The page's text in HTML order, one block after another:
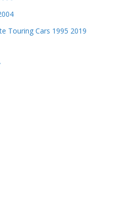
Touring Cars 1995 2019